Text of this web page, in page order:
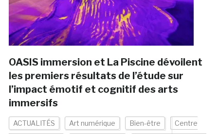
OASIS immersion et La Piscine dévoilent
les premiers résultats de l’étude sur
l’impact émotif et cognitif des arts
immersifs
ACTUALITÉS Art numérique Bien-être Centre